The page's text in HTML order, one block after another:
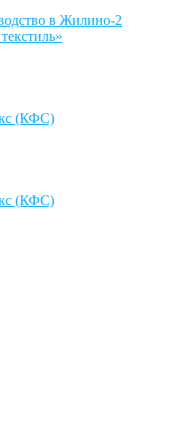
в Жилино-2
(КФС)
(КФС)